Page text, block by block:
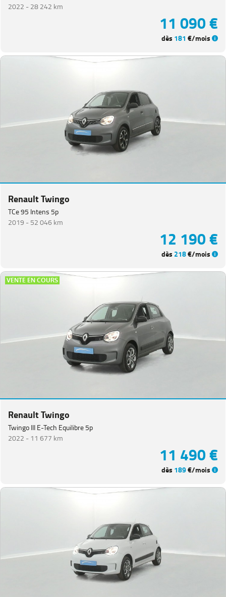
2022 -28 242 km
11 090 €
dès 181 €/mois
Renault Twingo
TCe 95 Intens 5p
2019 -52 046 km
12 190 €
dès 218€/mois
VENTE EN COURS
Renault Twingo
Twingo III E-Tech Equilibre 5p
2022 - 11 677 km
11 490 €
dès 189€/mois